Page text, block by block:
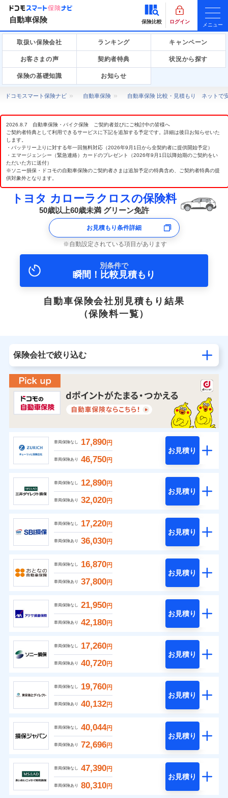
自動車保険 保険比較 ログイン
メニュー
取扱い保険会社 ランキング キャンペーン
お客さまの声 契約者特典 状況から探す
保険の基礎知識 お知らせ
ドコモスマート保険ナビ 自動車保険 自動車保険 比較・見積もり ネットで
2026.8.7 自動車保険・バイク保険 ご契約者並びにご検討中の皆様へ
ご契約者特典として利用できるサービスに下記を追加する予定です。詳細は後日お知らせいた
します。
・バッテリー上りに対する年一回無料対応（2026年9月1日から全契約者に提供開始予定）
・エマージェンシー（緊急連絡）カードのプレゼント（2026年9月1日以降始期のご契約をい
ただいた方に送付）
※ソニー損保・ドコモの自動車保険のご契約者さまは追加予定の特典含め、ご契約者特典の提
供対象外となります。
トヨタ カローラクロスの保険料
50歳以上60歳未満 グリーン免許
お見積もり条件詳細
自動設定されている項目があります
別条件で
瞬間！比較見積もり
自動車保険会社別見積もり結果
（保険料一覧）
保険会社で絞り込む
車両保険なし 17,890円
車両保険あり 46,750円
お見積り
車両保険なし 12,890円
車両保険あり 32,020円
お見積り
車両保険なし 17,220円
車両保険あり 36,030円
お見積り
車両保険なし 16,870円
車両保険あり 37,800円
お見積り
車両保険なし 21,950円
車両保険あり 42,180円
お見積り
車両保険なし 17,260円
車両保険あり 40,720円
お見積り
車両保険なし 19,760円
車両保険あり 40,132円
お見積り
車両保険なし 40,044円
車両保険あり 72,696円
お見積り
車両保険なし 47,390円
車両保険あり 80,310円
お見積り